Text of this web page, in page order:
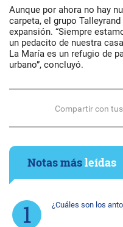
Aunque por ahora no hay
carpeta, el grupo
expansión. “Siempre
un pedacito de nuestra
La María es un refugio de
urbano”, concluyó.
Compartir con
Notas másleídas
¿Cuáles son los